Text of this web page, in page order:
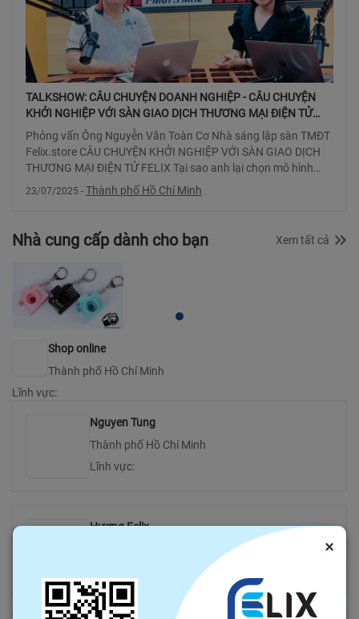
TALKSHOW: CÂU CHUYỆN DOANH NGHIỆP - CÂU CHUYỆN
KHỞI NGHIỆP VỚI SÀN GIAO DỊCH THƯƠNG MẠI ĐIỆN TỬ
FELIX
Phỏng vấn Ông Nguyễn Văn Toàn Cơ Nhà sáng lập sàn TMĐT
Felix.store CÂU CHUYỆN KHỞI NGHIỆP VỚI SÀN GIAO DỊCH
THƯƠNG MẠI ĐIỆN TỬ FELIX Tại sao anh lại chọn mô hình
sàn TMĐT trong khi thị trường đã có
23/07/2025 - Thành phố Hồ Chí Minh
Nhà cung cấp dành cho bạn Xem tất cả
Shop online
Thành phố Hồ Chí Minh
Lĩnh vực:
Nguyen Tung
Thành phố Hồ Chí Minh
Lĩnh vực:
Hương Felix
×